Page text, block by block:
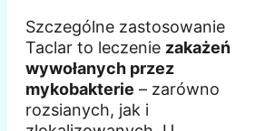
Szczególne zastosowanie
Taclar to leczenie zakażeń
wywołanych przez
mykobakterie – zarówno
rozsianych, jak i